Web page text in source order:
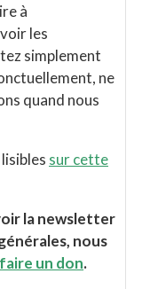
à
les
simplement
ne
quand nous
sur cette
la newsletter
nous
faire un don.